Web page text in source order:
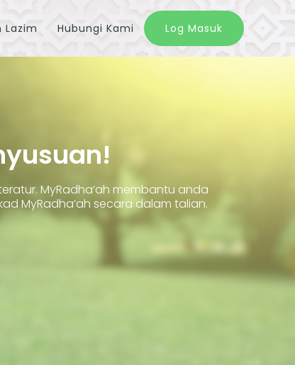
Lazim Hubungi Kami Log Masuk
MyRadha’ah membantu anda
MyRadha’ah secara dalam talian.